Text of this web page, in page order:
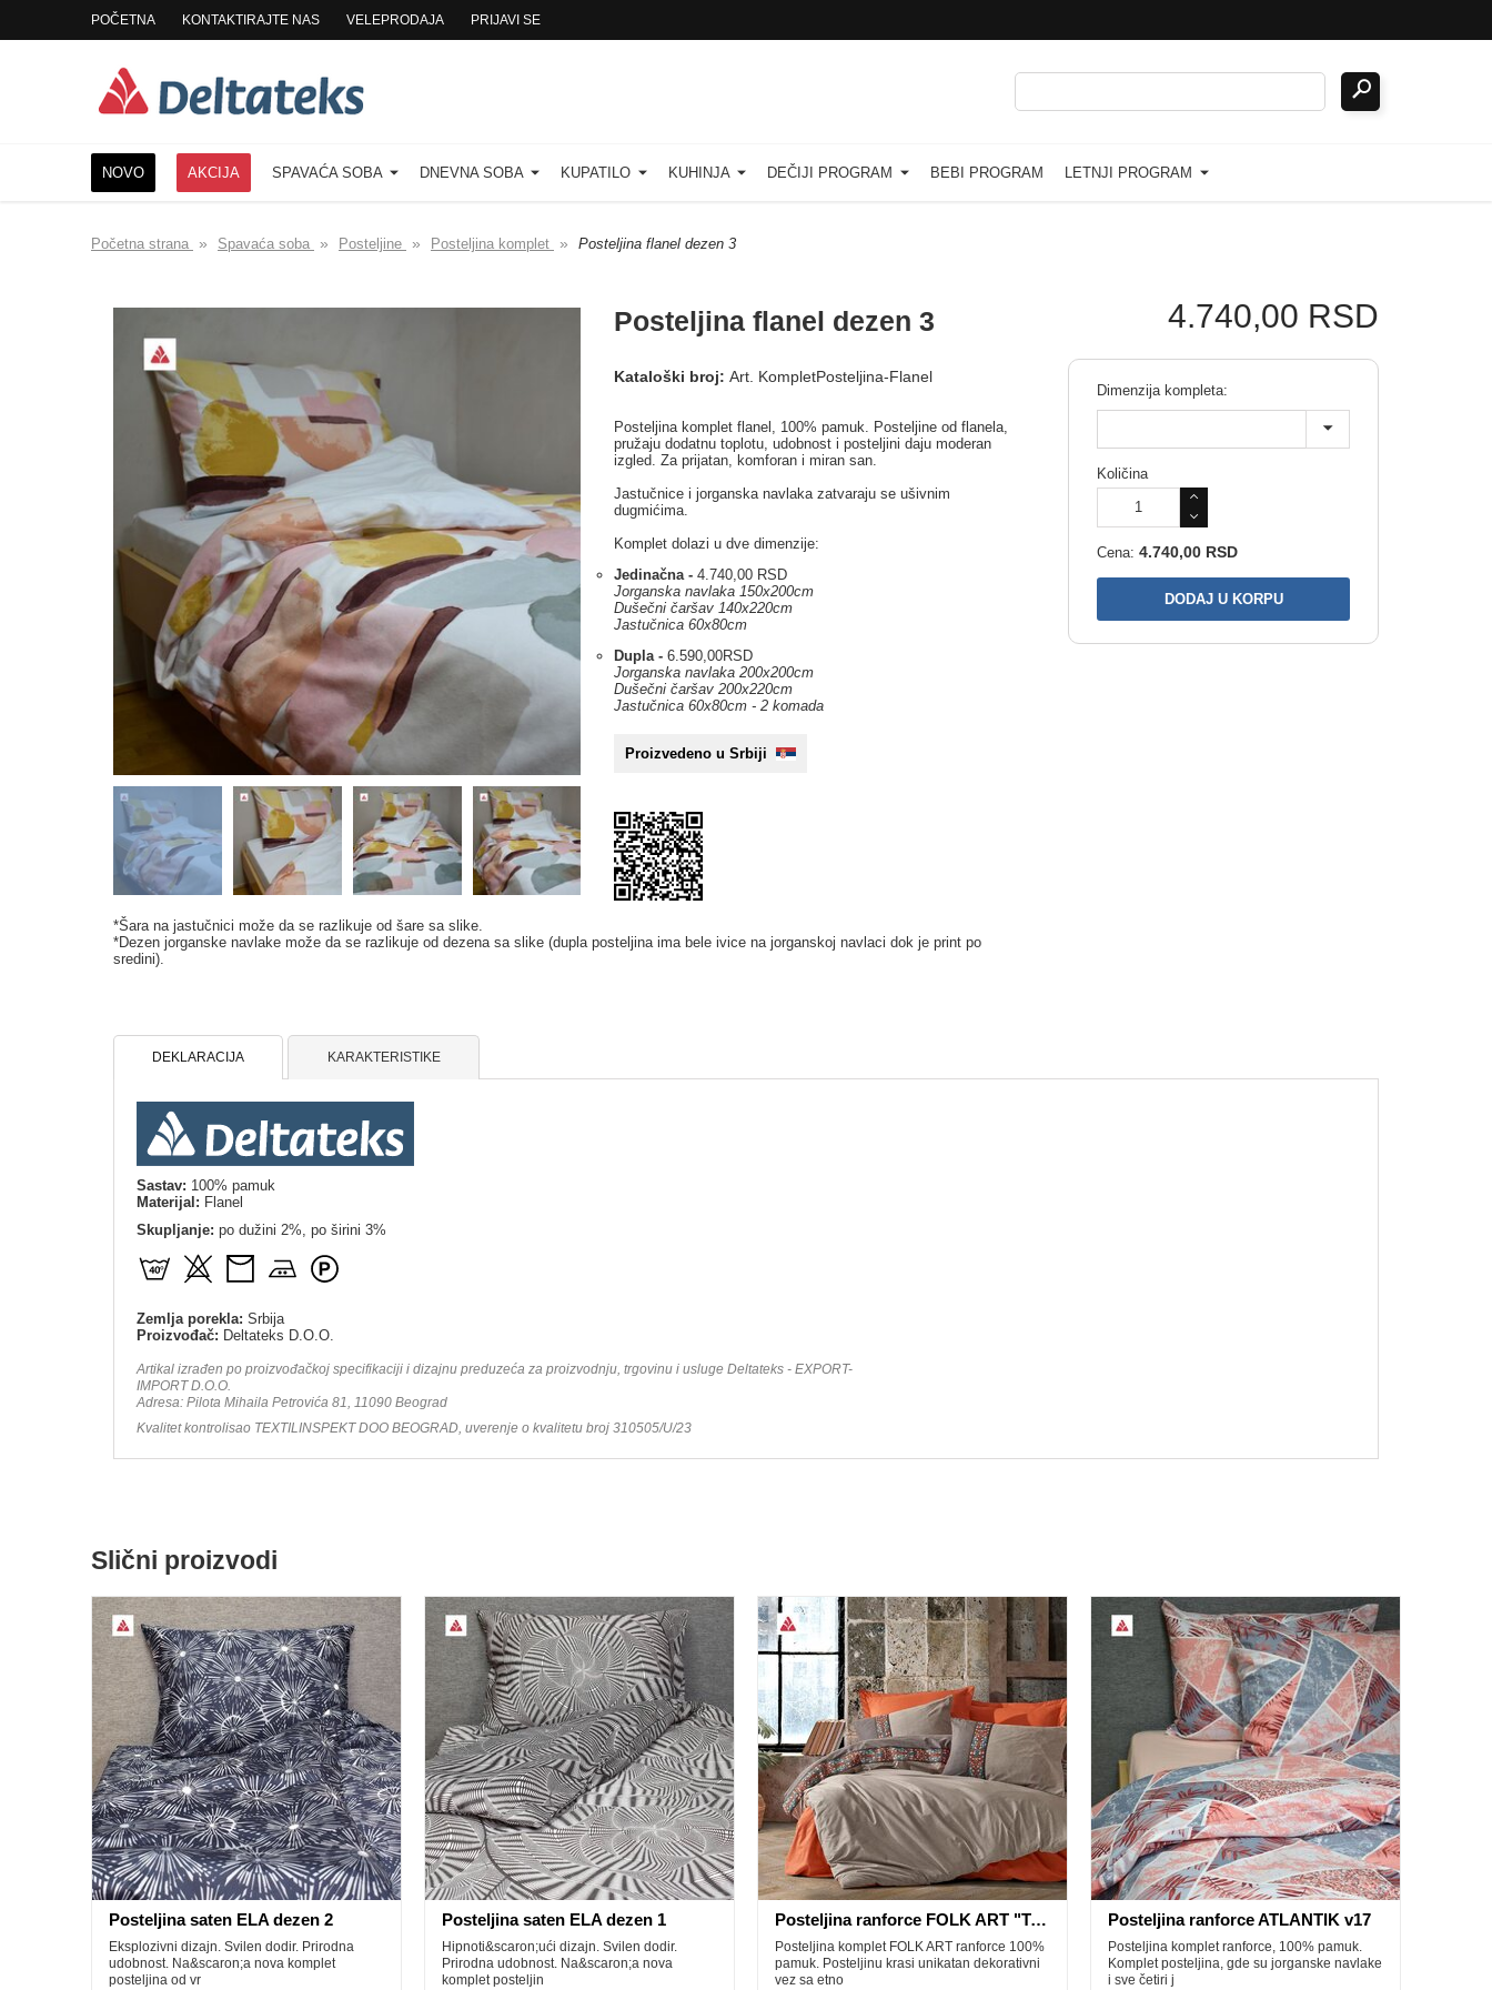
POČETNA KONTAKTIRAJTE NAS VELEPRODAJA PRIJAVI SE
NOVO AKCIJA SPAVAĆA SOBA DNEVNA SOBA KUPATILO KUHINJA DEČIJI PROGRAM BEBI PROGRAM LETNJI PROGRAM
Početna strana » Spavaća soba » Posteljine » Posteljina komplet » Posteljina flanel dezen 3
Posteljina flanel dezen 3
Kataloški broj:Art. KompletPosteljina-Flanel
Posteljina komplet flanel, 100% pamuk. Posteljine od flanela,
pružaju dodatnu toplotu, udobnost i posteljini daju moderan
izgled. Za prijatan, komforan i miran san.
Jastučnice i jorganska navlaka zatvaraju se ušivnim
dugmićima.
Komplet dolazi u dve dimenzije:
Jedinačna -4.740,00 RSD
Jorganska navlaka 150x200cm
Dušečni čaršav 140x220cm
Jastučnica 60x80cm
Dupla -6.590,00RSD
Jorganska navlaka 200x200cm
Dušečni čaršav 200x220cm
Jastučnica 60x80cm - 2 komada
Proizvedeno u Srbiji
*Šara na jastučnici može da se razlikuje od šare sa slike.
*Dezen jorganske navlake može da se razlikuje od dezena sa slike (dupla posteljina ima bele ivice na jorganskoj navlaci dok je print po
sredini).
4.740,00 RSD
Dimenzija kompleta:
Količina
Cena: 4.740,00 RSD
DEKLARACIJA KARAKTERISTIKE
Sastav: 100% pamuk
Materijal: Flanel
Skupljanje: po dužini 2%, po širini 3%
Zemlja porekla: Srbija
Proizvođač: Deltateks D.O.O.
Artikal izrađen po proizvođačkoj specifikaciji i dizajnu preduzeća za proizvodnju, trgovinu i usluge Deltateks - EXPORT-
IMPORT D.O.O.
Adresa: Pilota Mihaila Petrovića 81, 11090 Beograd
Kvalitet kontrolisao TEXTILINSPEKT DOO BEOGRAD, uverenje o kvalitetu broj 310505/U/23
Slični proizvodi
Posteljina saten ELA dezen 2
Eksplozivni dizajn. Svilen dodir. Prirodna
udobnost. Na&scaron;a nova komplet
posteljina od vr
Posteljina saten ELA dezen 1
Hipnoti&scaron;ući dizajn. Svilen dodir.
Prirodna udobnost. Na&scaron;a nova
komplet posteljin
Posteljina ranforce FOLK ART "TARCIN"
Posteljina komplet FOLK ART ranforce 100%
pamuk. Posteljinu krasi unikatan dekorativni
vez sa etno
Posteljina ranforce ATLANTIK v17
Posteljina komplet ranforce, 100% pamuk.
Komplet posteljina, gde su jorganske navlake
i sve četiri j